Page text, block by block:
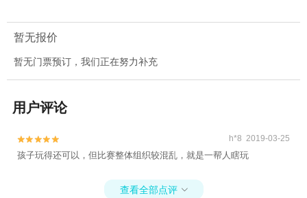
暂无报价
暂无门票预订，我们正在努力补充
用户评论

 h*8 2019-03-25
孩子玩得还可以，但比赛整体组织较混乱，就是一帮人瞎玩
查看全部点评 